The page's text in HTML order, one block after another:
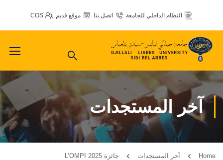
النظام الداخلي للجامعة اتصل بنا موقع قديم COS
آخر المستجدات
Home آخر المستجدات جائزة L’OMPI 2025